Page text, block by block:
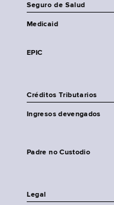
Seguro de Salud
Medicaid
EPIC
Créditos Tributarios
Ingresos devengados
Padre no Custodio
Legal